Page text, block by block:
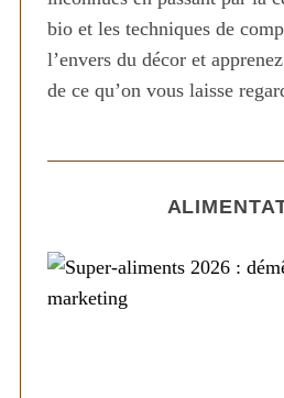
bio et les techniques de
l’envers du décor et
de ce qu’on vous laisse